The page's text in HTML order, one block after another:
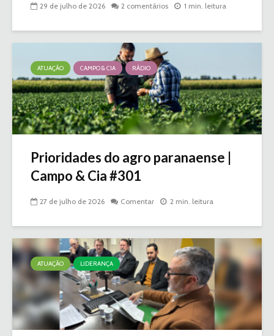
29 de julho de 2026 2 comentários 1 min. leitura
ATUAÇÃO CAMPO & CIA RÁDIO
Prioridades do agro paranaense |
Campo & Cia #301
27 de julho de 2026 Comentar 2 min. leitura
ATUAÇÃO LIDERANÇA